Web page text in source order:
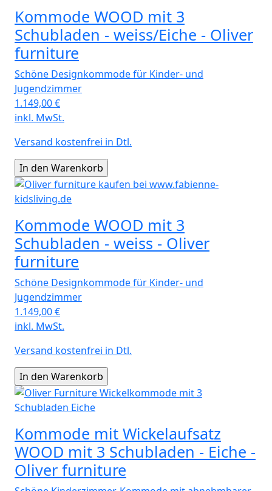
Kommode WOOD mit 3
Schubladen - weiss/Eiche - Oliver
furniture
Schöne Designkommode für Kinder- und
Jugendzimmer
1.149,00€
inkl. MwSt.
Versand kostenfrei in Dtl.
Kommode WOOD mit 3
Schubladen - weiss - Oliver
furniture
Schöne Designkommode für Kinder- und
Jugendzimmer
1.149,00€
inkl. MwSt.
Versand kostenfrei in Dtl.
Kommode mit Wickelaufsatz
WOOD mit 3 Schubladen - Eiche -
Oliver furniture